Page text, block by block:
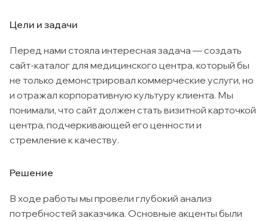
Цели и задачи
Перед нами стояла интересная задача — создать
сайт-каталог для медицинского центра, который бы
не только демонстрировал коммерческие услуги, но
и отражал корпоративную культуру клиента. Мы
понимали, что сайт должен стать визитной карточкой
центра, подчеркивающей его ценности и
стремление к качеству.
Решение
В ходе работы мы провели глубокий анализ
потребностей заказчика. Основные акценты были